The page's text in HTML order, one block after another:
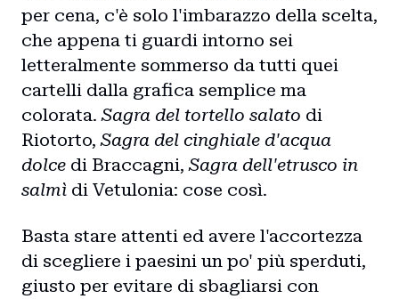
per cena, c'è solo l'imbarazzo della scelta,
che appena ti guardi intorno sei
letteralmente sommerso da tutti quei
cartelli dalla grafica semplice ma
colorata.Sagra del tortello salato di
Riotorto,Sagra del cinghiale d'acqua
dolce di Braccagni,Sagra dell'etrusco in
salmì di Vetulonia: cose così.
Basta stare attenti ed avere l'accortezza
di scegliere i paesini un po' più sperduti,
giusto per evitare di sbagliarsi con